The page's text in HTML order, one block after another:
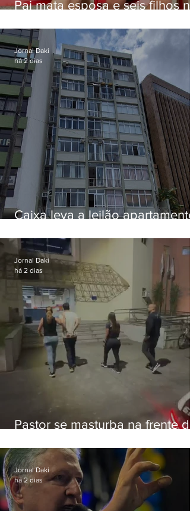
Pai mata esposa e seis filhos
Caixa leva a leilão apartamento
Botafogo
Jornal Daki
há 2 dias
Pastor se masturba na frente de
Jornal Daki
há 2 dias
Jornal Daki
há 2 dias